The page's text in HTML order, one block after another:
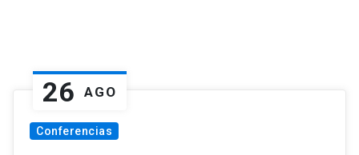
26 AGO
Conferencias